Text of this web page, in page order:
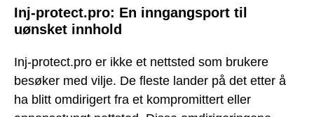
Inj-protect.pro: En inngangsport til
uønsket innhold
Inj-protect.pro er ikke et nettsted som brukere
besøker med vilje. De fleste lander på det etter å
ha blitt omdirigert fra et kompromittert eller